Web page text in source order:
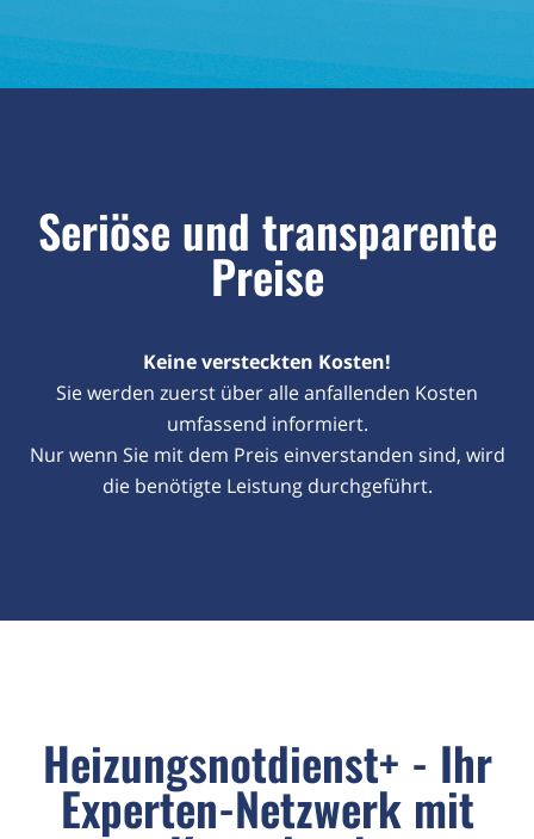
Seriöse und transparente
Preise
Keine versteckten Kosten!
Sie werden zuerst über alle anfallenden Kosten
umfassend informiert.
Nur wenn Sie mit dem Preis einverstanden sind, wird
die benötigte Leistung durchgeführt.
Heizungsnotdienst+ - Ihr
Experten-Netzwerk mit